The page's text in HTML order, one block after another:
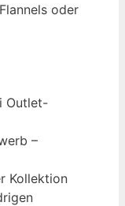
oder
Outlet-
–
Kollektion